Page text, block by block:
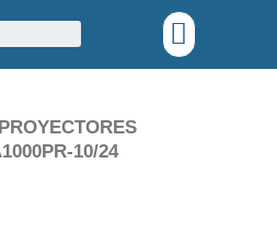
Menu
PROYECTORES
10/24